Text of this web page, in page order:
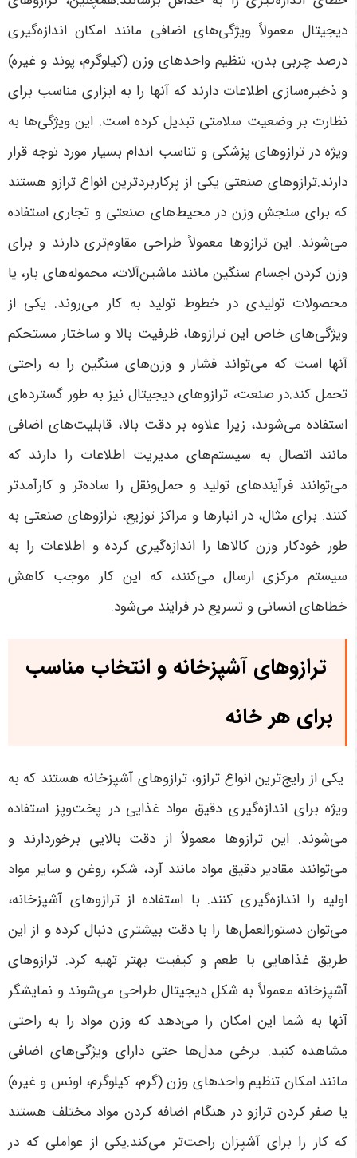
دیجیتال معمولاً ویژگی‌های اضافی مانند امکان اندازه‌گیری
درصد چربی بدن، تنظیم واحدهای وزن (کیلوگرم، پوند و غیره)
و ذخیره‌سازی اطلاعات دارند که آنها را به ابزاری مناسب برای
نظارت بر وضعیت سلامتی تبدیل کرده است. این ویژگی‌ها به
ویژه در ترازوهای پزشکی و تناسب اندام بسیار مورد توجه قرار
دارند.ترازوهای صنعتی یکی از پرکاربردترین انواع ترازو هستند
که برای سنجش وزن در محیط‌های صنعتی و تجاری استفاده
می‌شوند. این ترازوها معمولاً طراحی مقاوم‌تری دارند و برای
وزن کردن اجسام سنگین مانند ماشین‌آلات، محموله‌های بار، یا
محصولات تولیدی در خطوط تولید به کار می‌روند. یکی از
ویژگی‌های خاص این ترازوها، ظرفیت بالا و ساختار مستحکم
آنها است که می‌تواند فشار و وزن‌های سنگین را به راحتی
تحمل کند.در صنعت، ترازوهای دیجیتال نیز به طور گسترده‌ای
استفاده می‌شوند، زیرا علاوه بر دقت بالا، قابلیت‌های اضافی
مانند اتصال به سیستم‌های مدیریت اطلاعات را دارند که
می‌توانند فرآیندهای تولید و حمل‌ونقل را ساده‌تر و کارآمدتر
کنند. برای مثال، در انبارها و مراکز توزیع، ترازوهای صنعتی به
طور خودکار وزن کالاها را اندازه‌گیری کرده و اطلاعات را به
سیستم مرکزی ارسال می‌کنند، که این کار موجب کاهش
خطاهای انسانی و تسریع در فرایند می‌شود.
ترازوهای آشپزخانه و انتخاب مناسب
برای هر خانه
یکی از رایج‌ترین انواع ترازو، ترازوهای آشپزخانه هستند که به
ویژه برای اندازه‌گیری دقیق مواد غذایی در پخت‌وپز استفاده
می‌شوند. این ترازوها معمولاً از دقت بالایی برخوردارند و
می‌توانند مقادیر دقیق مواد مانند آرد، شکر، روغن و سایر مواد
اولیه را اندازه‌گیری کنند. با استفاده از ترازوهای آشپزخانه،
می‌توان دستورالعمل‌ها را با دقت بیشتری دنبال کرده و از این
طریق غذاهایی با طعم و کیفیت بهتر تهیه کرد. ترازوهای
آشپزخانه معمولاً به شکل دیجیتال طراحی می‌شوند و نمایشگر
آنها به شما این امکان را می‌دهد که وزن مواد را به راحتی
مشاهده کنید. برخی مدل‌ها حتی دارای ویژگی‌های اضافی
مانند امکان تنظیم واحدهای وزن (گرم، کیلوگرم، اونس و غیره)
یا صفر کردن ترازو در هنگام اضافه کردن مواد مختلف هستند
که کار را برای آشپزان راحت‌تر می‌کند.یکی از عواملی که در